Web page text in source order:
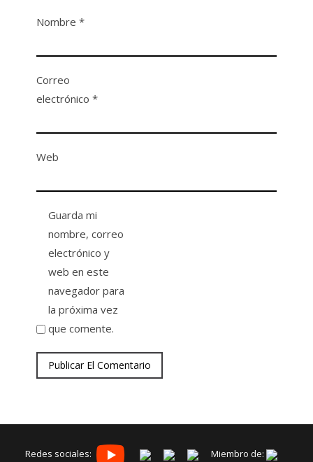
Nombre*
Correo
electrónico*
Web
Guarda mi
nombre, correo
electrónico y
web en este
navegador para
la próxima vez
que comente.
Redes sociales: Miembro de: